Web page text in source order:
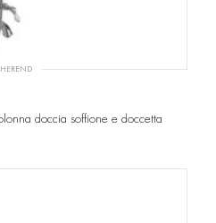
HEREND
doccia soffione e doccetta